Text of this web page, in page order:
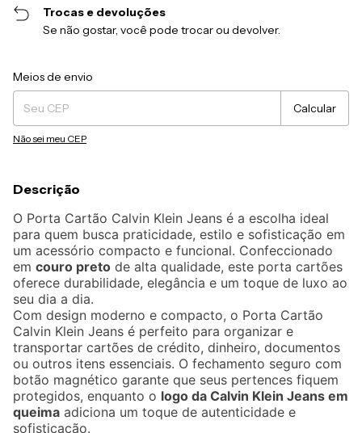
Trocas e devoluções
Se não gostar, você pode trocar ou devolver.
Entregas para o CEP:
Meios de envio
Calcular
Não sei meu CEP
Descrição
O Porta Cartão Calvin Klein Jeans é a escolha ideal
para quem busca praticidade, estilo e sofisticação em
um acessório compacto e funcional. Confeccionado
em couro preto de alta qualidade, este porta cartões
oferece durabilidade, elegância e um toque de luxo ao
seu dia a dia.
Com design moderno e compacto, o Porta Cartão
Calvin Klein Jeans é perfeito para organizar e
transportar cartões de crédito, dinheiro, documentos
ou outros itens essenciais. O fechamento seguro com
botão magnético garante que seus pertences fiquem
protegidos, enquanto o logo da Calvin Klein Jeans em
queima adiciona um toque de autenticidade e
sofisticação.